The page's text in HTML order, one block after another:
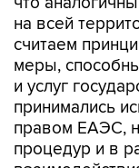
на всей
считаем
меры,
и услуг
принимались
правом ЕАЭС,
процедур и в